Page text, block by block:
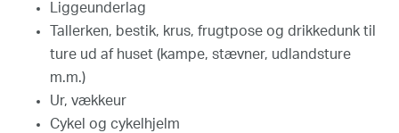
Liggeunderlag
Tallerken, bestik, krus, frugtpose og drikkedunk til
ture ud af huset (kampe, stævner, udlandsture
m.m.)
Ur, vækkeur
Cykel og cykelhjelm